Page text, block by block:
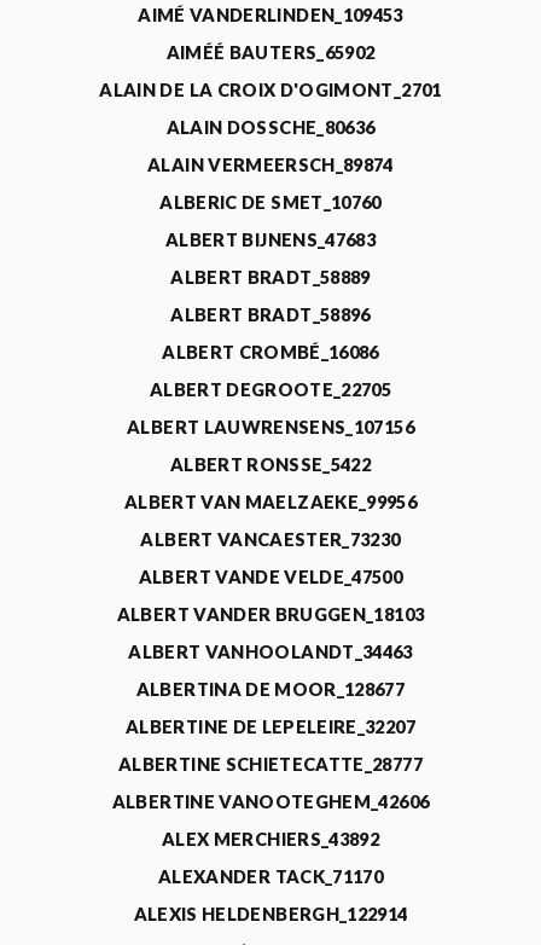
AIMÉ VANDERLINDEN_109453
AIMÉÉ BAUTERS_65902
ALAIN DE LA CROIX D'OGIMONT_2701
ALAIN DOSSCHE_80636
ALAIN VERMEERSCH_89874
ALBERIC DE SMET_10760
ALBERT BIJNENS_47683
ALBERT BRADT_58889
ALBERT BRADT_58896
ALBERT CROMBÉ_16086
ALBERT DEGROOTE_22705
ALBERT LAUWRENSENS_107156
ALBERT RONSSE_5422
ALBERT VAN MAELZAEKE_99956
ALBERT VANCAESTER_73230
ALBERT VANDE VELDE_47500
ALBERT VANDER BRUGGEN_18103
ALBERT VANHOOLANDT_34463
ALBERTINA DE MOOR_128677
ALBERTINE DE LEPELEIRE_32207
ALBERTINE SCHIETECATTE_28777
ALBERTINE VANOOTEGHEM_42606
ALEX MERCHIERS_43892
ALEXANDER TACK_71170
ALEXIS HELDENBERGH_122914